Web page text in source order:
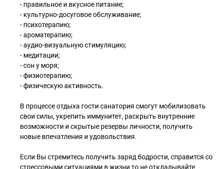
- правильное и вкусное питание;
- культурно-досуговое обслуживание;
- психотерапию;
- ароматерапию;
- аудио-визуальную стимуляцию;
- медитации;
- сон у моря;
- физиотерапию;
- физическую активность.
В процессе отдыха гости санатория смогут мобилизовать
свои силы, укрепить иммунитет, раскрыть внутренние
возможности и скрытые резервы личности, получить
новые впечатления и удовольствия.
Если Вы стремитесь получить заряд бодрости, справится со
стрессовыми ситуациями в жизни то не откладывайте